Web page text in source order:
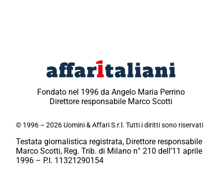
Fondato nel 1996 da Angelo Maria Perrino
Direttore responsabile Marco Scotti
© 1996 – 2026 Uomini & Affari S.r.l. Tutti i diritti sono riservati
Testata giornalistica registrata, Direttore responsabile
Marco Scotti, Reg. Trib. di Milano n° 210 dell’11 aprile
1996 – P.I. 11321290154